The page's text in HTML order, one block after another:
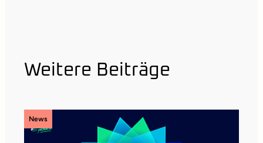
Weitere Beiträge
News